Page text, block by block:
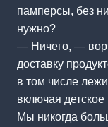
памперсы, без
нужно?
— Ничего, —
доставку
в том числе
включая
Мы никогда